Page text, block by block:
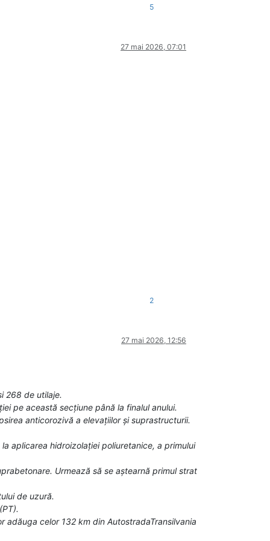
5
27 mai 2026, 07:01
2
27 mai 2026, 12:56
268 de utilaje.
pe această secțiune până la finalul anului.
anticorozivă a elevațiilor și suprastructurii.
aplicarea hidroizolației poliuretanice, a primului
Urmează să se aștearnă primul strat
de uzură.
celor 132 km din AutostradaTransilvania